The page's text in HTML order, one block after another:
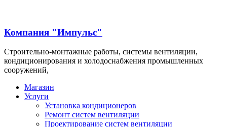
Компания "Импульс"
Строительно-монтажные работы, системы вентиляции,
кондиционирования и холодоснабжения промышленных
сооружений,
Магазин
Услуги
Установка кондиционеров
Ремонт систем вентиляции
Проектирование систем вентиляции